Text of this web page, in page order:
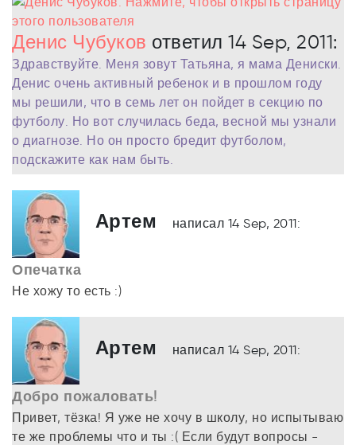
Денис Чубуков ответил 14 Sep, 2011:
Здравствуйте. Меня зовут Татьяна, я мама Дениски.
Денис очень активный ребенок и в прошлом году
мы решили, что в семь лет он пойдет в секцию по
футболу. Но вот случилась беда, весной мы узнали
о диагнозе. Но он просто бредит футболом,
подскажите как нам быть.
Артем написал 14 Sep, 2011:
Опечатка
Не хожу то есть :)
Артем написал 14 Sep, 2011:
Добро пожаловать!
Привет, тёзка! Я уже не хочу в школу, но испытываю
те же проблемы что и ты :( Если будут вопросы -